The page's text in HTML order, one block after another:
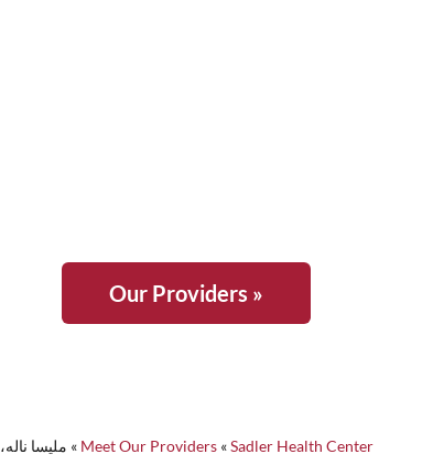
« Our Providers
Sadler Health Center
»
Meet Our Providers
» ملیسا ناله،